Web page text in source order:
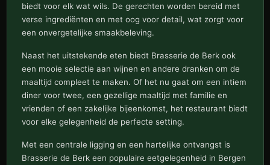
biedt voor elk wat wils. De gerechten worden bereid met
verse ingrediënten en met oog voor detail, wat zorgt voor
een onvergetelijke smaakbeleving.
Naast het uitstekende eten biedt Brasserie de Berk ook
een mooie selectie aan wijnen en andere dranken om de
maaltijd compleet te maken. Of het nu gaat om een intiem
diner voor twee, een gezellige maaltijd met familie en
vrienden of een zakelijke bijeenkomst, het restaurant biedt
voor elke gelegenheid de perfecte setting.
Met een centrale ligging en een hartelijke ontvangst is
Brasserie de Berk een populaire eetgelegenheid in Bergen